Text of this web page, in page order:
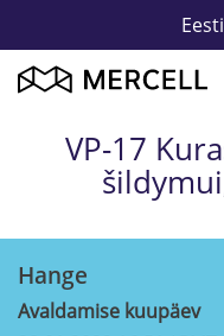
Eesti
VP-17
Hange
Avaldamise kuupäev